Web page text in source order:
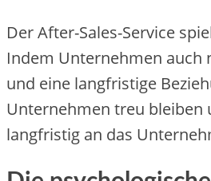
Der After-Sales-Service
Indem Unternehmen auch
und eine langfristige
Unternehmen treu bleiben
langfristig an das